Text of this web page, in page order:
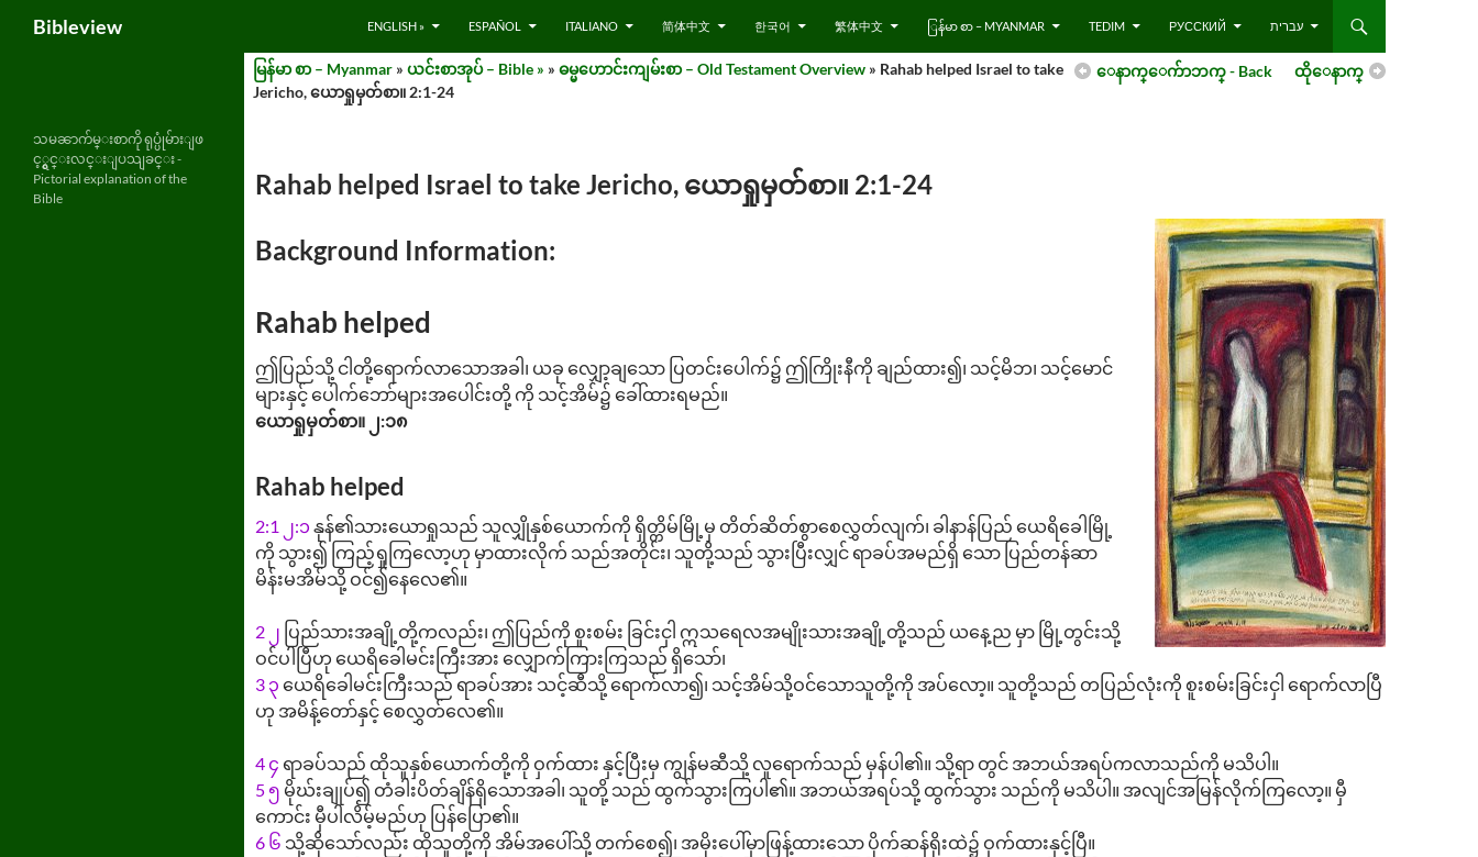
Bibleview ENGLISH » ESPAÑOL ITALIANO 简体中文 한국어 繁体中文 ြန်မာ စာ – MYANMAR TEDIM РУССКИЙ עברית
ထိုေနာက္
ေနာက္ေက်ာဘက္ - Back
မြန်မာ စာ – Myanmar » ယင်းစာအုပ် – Bible » » ဓမ္မဟောင်းကျမ်းစာ – Old Testament Overview » Rahab helped Israel to take
Jericho, ယောရှုမှတ်စာ။ 2:1-24
Rahab helped Israel to take Jericho, ယောရှုမှတ်စာ။ 2:1-24
Background Information:
Rahab helped
ဤပြည်သို့ ငါတို့ရောက်လာသောအခါ၊ ယခု လျှော့ချသော ပြတင်းပေါက်၌ ဤကြိုးနီကို ချည်ထား၍၊ သင့်မိဘ၊ သင့်မောင်
များနှင့် ပေါက်ဘော်များအပေါင်းတို့ ကို သင့်အိမ်၌ ခေါ်ထားရမည်။
ယောရှုမှတ်စာ။ ၂:၁၈
Rahab helped
2:1 ၂:၁ နုန်၏သားယောရှုသည် သူလျှိုနှစ်ယောက်ကို ရှိတ္တိမ်မြို့မှ တိတ်ဆိတ်စွာစေလွှတ်လျက်၊ ခါနာန်ပြည် ယေရိခေါမြို့
ကို သွား၍ ကြည့်ရှုကြလော့ဟု မှာထားလိုက် သည်အတိုင်း၊ သူတို့သည် သွားပြီးလျှင် ရာခပ်အမည်ရှိ သော ပြည်တန်ဆာ
မိန်းမအိမ်သို့ ဝင်၍နေလေ၏။
2 ၂ ပြည်သားအချို့တို့ကလည်း၊ ဤပြည်ကို စူးစမ်း ခြင်းငှါ ဣသရေလအမျိုးသားအချို့တို့သည် ယနေ့ည မှာ မြို့တွင်းသို့
ဝင်ပါပြီဟု ယေရိခေါမင်းကြီးအား လျှောက်ကြားကြသည် ရှိသော်၊
3 ၃ ယေရိခေါမင်းကြီးသည် ရာခပ်အား သင့်ဆီသို့ ရောက်လာ၍၊ သင့်အိမ်သို့ဝင်သောသူတို့ကို အပ်လော့။ သူတို့သည် တပြည်လုံးကို စူးစမ်းခြင်းငှါ ရောက်လာပြီ
ဟု အမိန့်တော်နှင့် စေလွှတ်လေ၏။
4၄ ရာခပ်သည် ထိုသူနှစ်ယောက်တို့ကို ဝှက်ထား နှင့်ပြီးမှ ကျွန်မဆီသို့ လူရောက်သည် မှန်ပါ၏။ သို့ရာ တွင် အဘယ်အရပ်ကလာသည်ကို မသိပါ။
5 ၅ မိုဃ်းချုပ်၍ တံခါးပိတ်ချိန်ရှိသောအခါ၊ သူတို့ သည် ထွက်သွားကြပါ၏။ အဘယ်အရပ်သို့ ထွက်သွား သည်ကို မသိပါ။ အလျင်အမြန်လိုက်ကြလော့။ မှီ
ကောင်း မှီပါလိမ့်မည်ဟု ပြန်ပြော၏။
6 ၆ သို့ဆိုသော်လည်း ထိုသူတို့ကို အိမ်အပေါ်သို့ တက်စေ၍၊ အမိုးပေါ်မှာဖြန့်ထားသော ပိုက်ဆန်ရိုးထဲ၌ ဝှက်ထားနှင့်ပြီ။
သမၼာက်မ္းစာကို ရုပ္ပုံမ်ားျဖ
င့္ရွင္းလင္းျပသျခင္း -
Pictorial explanation of the
Bible